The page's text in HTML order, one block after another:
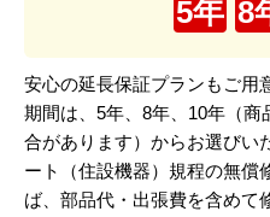
5年 8
安心の延長保証プランもご用
期間は、5年、8年、10年（
合があります）からお選びい
ート（住設機器）規程の無償
ば、部品代・出張費を含めて